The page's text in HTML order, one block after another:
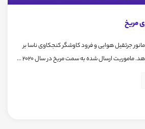
مریخ
مانور جرثقیل هوایی و فرود کاوشگر کنجکاوی ناسا بر
ارسال شده به سمت مریخ در سال 2020 ...